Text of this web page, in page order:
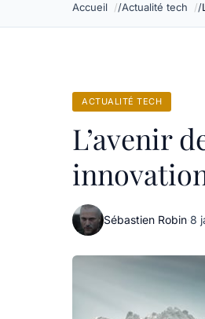
Accueil Actualité tech
ACTUALITÉ TECH
L’avenir
Sébastien Robin·8